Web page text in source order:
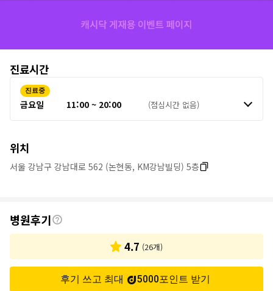
병진료시간
진료중
금요일 11:00 ~ 20:00 (점심시간 없음)
위치
서울 강남구 강남대로 562 (논현동, KM강남빌딩) 5층
후
기
병원후기
4.7 (26개)
후기 쓰고 최대 5000포인트 받기